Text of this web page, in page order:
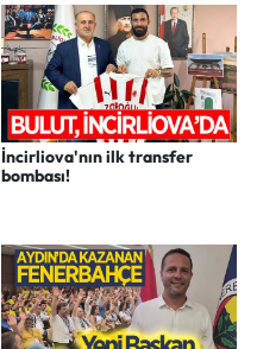
İncirliova'nın ilk transfer
bombası!